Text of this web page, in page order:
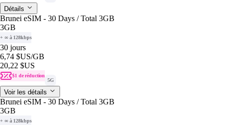
Détails
Brunei eSIM - 30 Days / Total 3GB
3GB
+ ∞ à 128kbps
30 jours
6,74 $US/GB
20,22 $US
$1 de réduction
5G
Voir les détails
Brunei eSIM - 30 Days / Total 3GB
3GB
+ ∞ à 128kbps